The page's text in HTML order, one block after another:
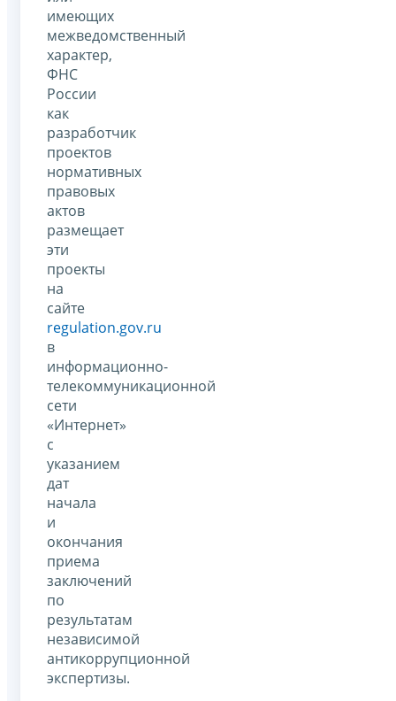
имеющих
межведомственный
характер,
ФНС
России
как
разработчик
проектов
нормативных
правовых
актов
размещает
эти
проекты
на
сайте
regulation.gov.ru
в
информационно-
телекоммуникационной
сети
«Интернет»
с
указанием
дат
начала
и
окончания
приема
заключений
по
результатам
независимой
антикоррупционной
экспертизы.